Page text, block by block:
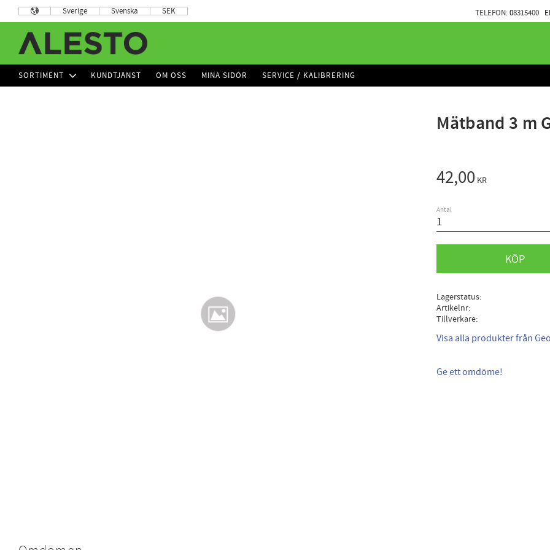
Sverige Svenska SEK TELEFON:08315400
SORTIMENT KUNDTJÄNST OM OSS MINA SIDOR SERVICE / KALIBRERING
Mätband 3 m
42,00KR
Antal
KÖP
Lagerstatus
Artikelnr
Tillverkare
Visa alla produkter från
Ge ett omdöme!